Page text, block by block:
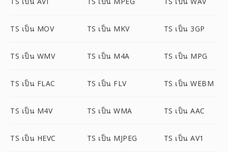
TS เป็น MOV TS เป็น MKV TS เป็น 3GP
TS เป็น WMV TS เป็น M4A TS เป็น MPG
TS เป็น FLAC TS เป็น FLV TS เป็น WEBM
TS เป็น M4V TS เป็น WMA TS เป็น AAC
TS เป็น HEVC TS เป็น MJPEG TS เป็น AV1